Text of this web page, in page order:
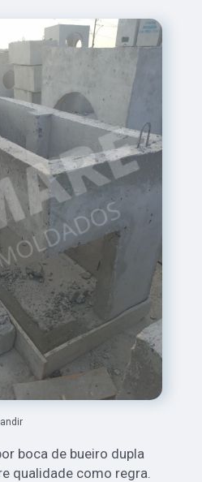
boca de bueiro dupla
qualidade como regra.